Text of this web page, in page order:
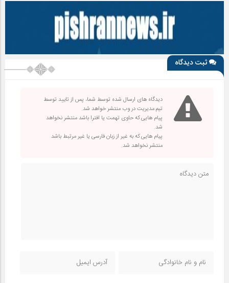
ثبت دیدگاه
دیدگاه های ارسال شده توسط شما، پس از تایید توسط
تیم مدیریت در وب منتشر خواهد شد.
پیام هایی که حاوی تهمت یا افترا باشد منتشر نخواهد
شد.
پیام هایی که به غیر از زبان فارسی یا غیر مرتبط باشد
منتشر نخواهد شد.